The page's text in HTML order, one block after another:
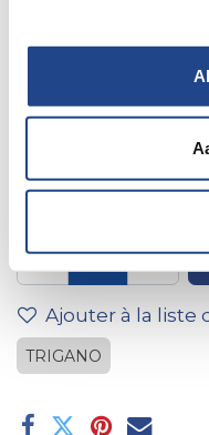
1 machine à
charnière
Ajouter à la liste
TRIGANO